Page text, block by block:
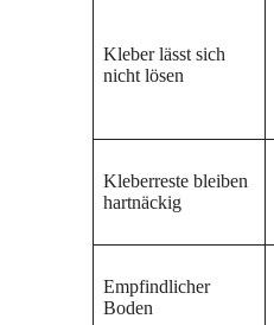
Kleber lässt sich
nicht lösen
Kleberreste bleiben
hartnäckig
Empfindlicher
Boden